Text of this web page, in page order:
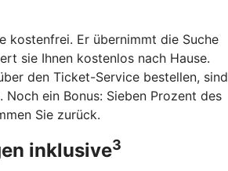
kostenfrei. Er übernimmt die Suche
sie Ihnen kostenlos nach Hause.
den Ticket-Service bestellen, sind
ein Bonus: Sieben Prozent des
Sie zurück.
inklusive3